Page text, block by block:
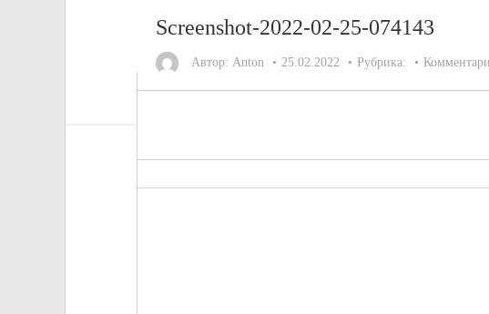
Screenshot-2022-02-25-074143
Автор: Anton 25.02.2022 Рубрика: